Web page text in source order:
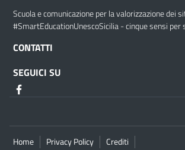
Scuola e comunicazione per la valorizzazione dei
#SmartEducationUnescoSicilia - cinque sensi
CONTATTI
SEGUICI SU
Home Privacy Policy Crediti